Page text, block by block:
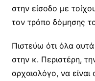
στην είσοδο με
τον τρόπο δόμησης
Πιστεύω ότι όλα
στην κ. Περιστέρη,
αρχαιολόγο, να είναι